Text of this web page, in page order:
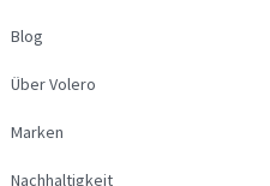
Blog
Über Volero
Marken
Nachhaltigkeit